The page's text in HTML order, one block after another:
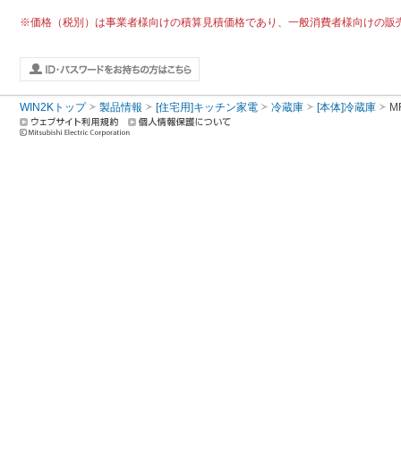
※価格（税別）は事業者様向けの積算見積価格であり、一般消費者様向けの販
WIN2Kトップ 製品情報 [住宅用]キッチン家電 冷蔵庫 [本体]冷蔵庫